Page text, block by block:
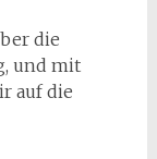
die
und mit
auf die